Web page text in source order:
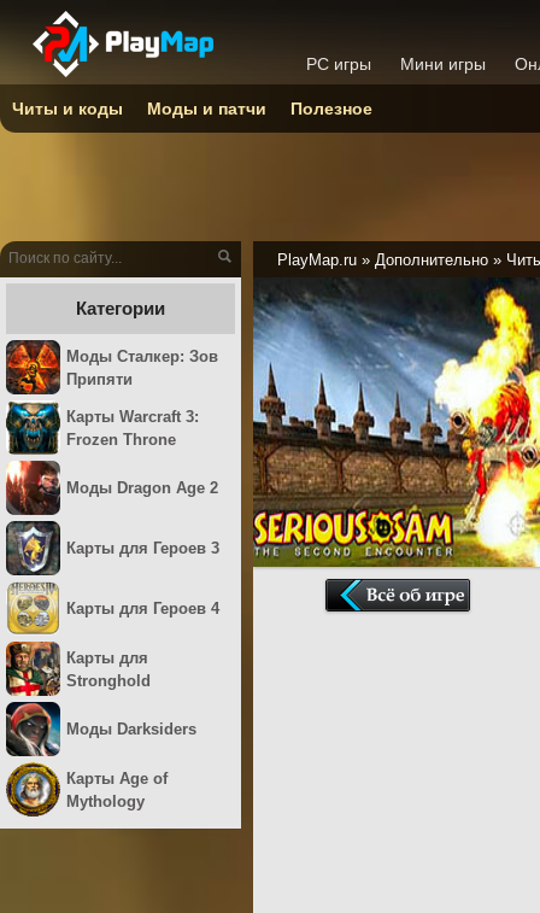
PlayMap.ru » Дополнительно »
Категории
Моды Сталкер: Зов
Припяти
Карты Warcraft 3:
Frozen Throne
Моды Dragon Age 2
Карты для Героев 3
Карты для Героев 4
Карты для
Stronghold
Моды Darksiders
Карты Age of
Mythology
PC игры Мини игры
Читы и коды Моды и патчи Полезное